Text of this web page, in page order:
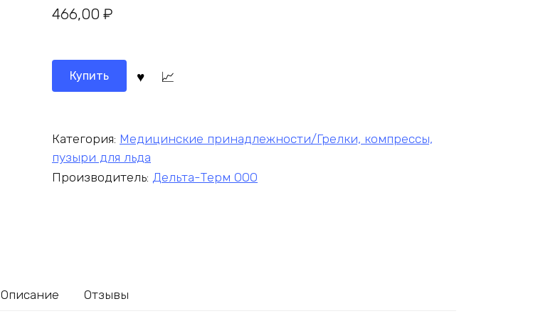
466,00 ₽
Купить
Категория: Медицинские принадлежности/Грелки, компрессы,
пузыри для льда
Производитель: Дельта-Терм ООО
Описание Отзывы